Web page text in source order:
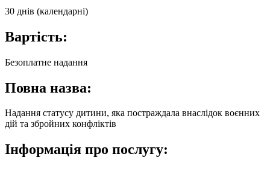
30 днів (календарні)
Вартість:
Безоплатне надання
Повна назва:
Надання статусу дитини, яка постраждала внаслідок воєнних
дій та збройних конфліктів
Інформація про послугу: